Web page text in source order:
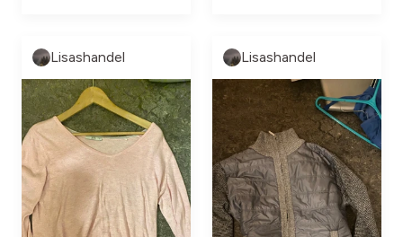
Lisashandel Lisashandel